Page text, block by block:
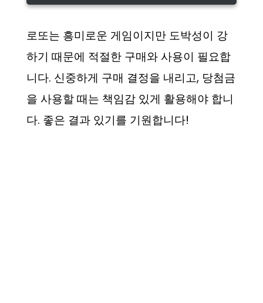
로또는 흥미로운 게임이지만 도박성이 강
하기 때문에 적절한 구매와 사용이 필요합
니다. 신중하게 구매 결정을 내리고, 당첨금
을 사용할 때는 책임감 있게 활용해야 합니
다. 좋은 결과 있기를 기원합니다!